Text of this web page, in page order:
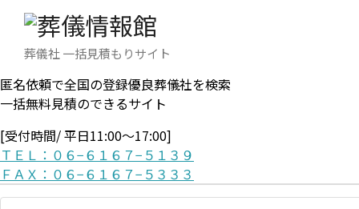
葬儀社 一括見積もりサイト
匿名依頼で全国の登録優良葬儀社を検索
一括無料見積のできるサイト
[受付時間/ 平日11:00〜17:00]
ＴＥＬ：０６−６１６７−５１３９
ＦＡＸ：０６−６１６７−５３３３